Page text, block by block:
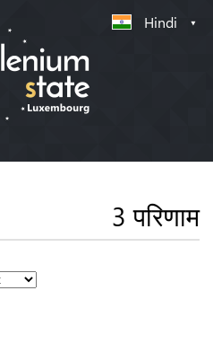
Hindi
3 परिणाम